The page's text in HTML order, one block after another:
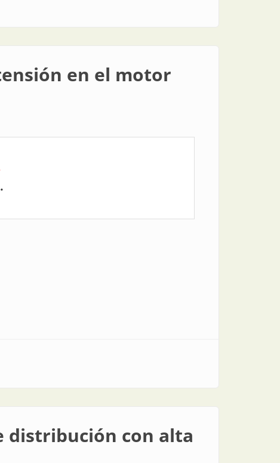
en el motor
distribución con alta